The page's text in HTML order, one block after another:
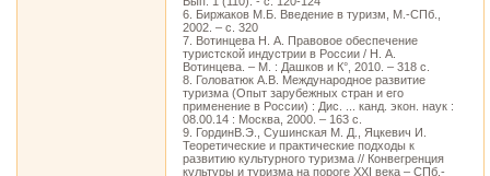
6. Биржаков М.Б. Введение в туризм, М.-СПб.,
2002. – с. 320
7. Вотинцева Н. А. Правовое обеспечение
туристской индустрии в России / Н. А.
Вотинцева. – М. : Дашков и К°, 2010. – 318 с.
8. Головатюк А.В. Международное развитие
туризма (Опыт зарубежных стран и его
применение в России) : Дис. ... канд. экон. наук :
08.00.14 : Москва, 2000. – 163 с.
9. ГординВ.Э., Сушинская М. Д., Яцкевич И.
Теоретические и практические подходы к
развитию культурного туризма // Конвегренция
культуры и туризма на пороге XXI века – СПб.-